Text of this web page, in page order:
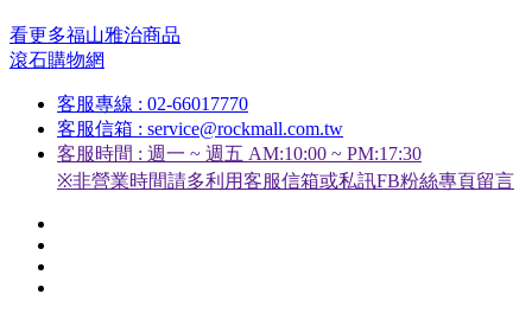
看更多福山雅治商品
滾石購物網
客服專線 : 02-66017770
客服信箱 : service@rockmall.com.tw
客服時間 : 週一 ~ 週五 AM:10:00 ~ PM:17:30
※非營業時間請多利用客服信箱或私訊FB粉絲專頁留言